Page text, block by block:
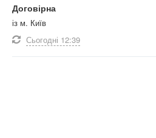
Договірна
із м. Київ
Сьогодні 12:39